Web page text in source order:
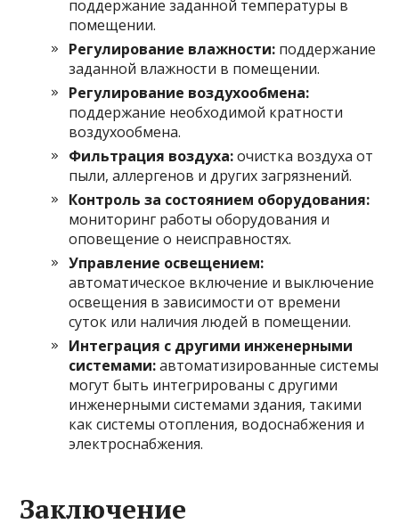
поддержание заданной температуры в
помещении.
Регулирование влажности: поддержание
заданной влажности в помещении.
Регулирование воздухообмена:
поддержание необходимой кратности
воздухообмена.
Фильтрация воздуха:очистка воздуха от
пыли, аллергенов и других загрязнений.
Контроль за состоянием оборудования:
мониторинг работы оборудования и
оповещение о неисправностях.
Управление освещением:
автоматическое включение и выключение
освещения в зависимости от времени
суток или наличия людей в помещении.
Интеграция с другими инженерными
системами:автоматизированные системы
могут быть интегрированы с другими
инженерными системами здания, такими
как системы отопления, водоснабжения и
электроснабжения.
Заключение